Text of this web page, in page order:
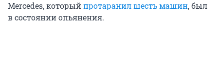
Mercedes, которыйпротаранил шесть машин, был
в состоянии опьянения.